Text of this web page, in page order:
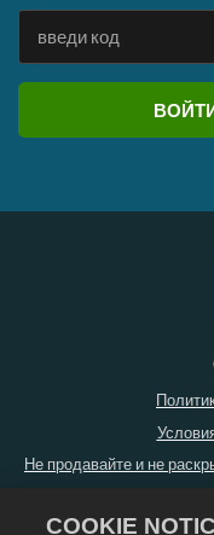
Не продавайте и не
COOKIE